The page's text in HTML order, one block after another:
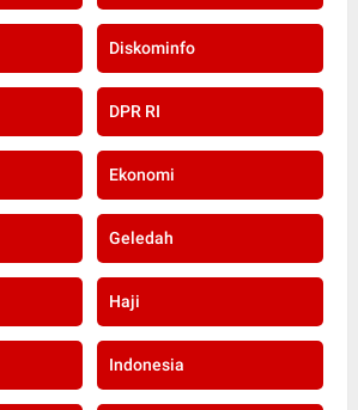
Diskominfo
DPR RI
Ekonomi
Geledah
Haji
Indonesia